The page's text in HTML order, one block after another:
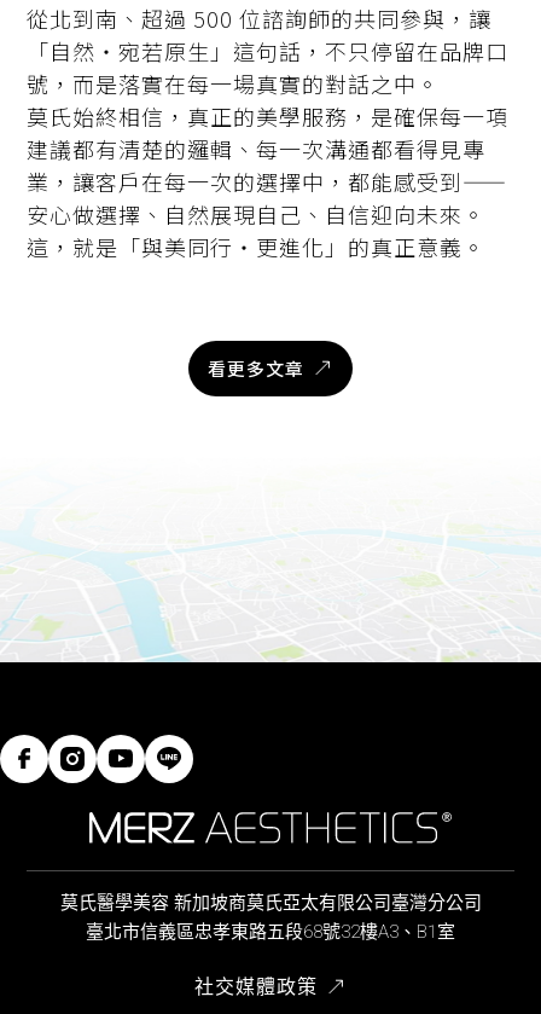
從北到南、超過 500 位諮詢師的共同參與，讓
「自然・宛若原生」這句話，不只停留在品牌口
號，而是落實在每一場真實的對話之中。
莫氏始終相信，真正的美學服務，是確保每一項
建議都有清楚的邏輯、每一次溝通都看得見專
業，讓客戶在每一次的選擇中，都能感受到——
安心做選擇、自然展現自己、自信迎向未來。
這，就是「與美同行・更進化」的真正意義。
看更多文章
莫氏醫學美容 新加坡商莫氏亞太有限公司臺灣分公司
臺北市信義區忠孝東路五段68號32樓A3、B1室
社交媒體政策